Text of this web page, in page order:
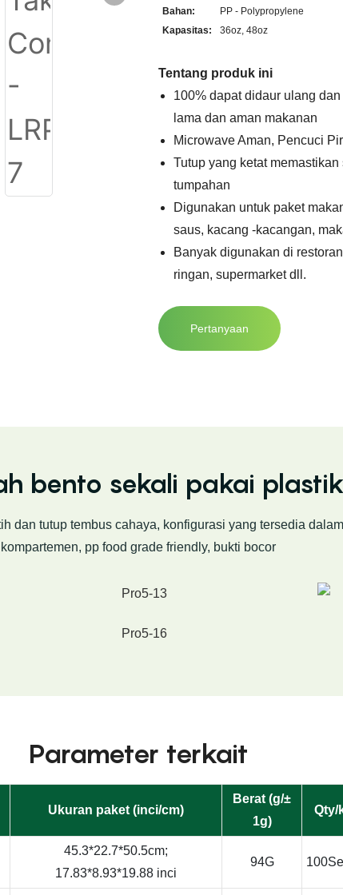
Bahan:
PP - Polypropylene
Kapasitas:
36oz, 48oz
Tentang produk ini
100% dapat didaur ulang
lama dan aman makanan
Microwave Aman, Pencuci
Tutup yang ketat
tumpahan
Digunakan untuk paket
saus, kacang -kacangan,
Banyak digunakan di
ringan, supermarket dll.
Pertanyaan
bento sekali pakai plastik
dan tutup tembus cahaya, konfigurasi yang tersedia
kompartemen, pp food grade friendly, bukti bocor
Parameter terkait
Ukuran paket (inci/cm)
Berat (g/±
1g)
Qty/
45.3*22.7*50.5cm;
17.83*8.93*19.88 inci
94G